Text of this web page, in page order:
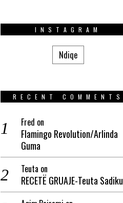
INSTAGRAM
Ndiqe
RECENT COMMENTS
Fred on
Flamingo Revolution/Arlinda
Guma
Teuta on
RECETË GRUAJE-Teuta Sadiku